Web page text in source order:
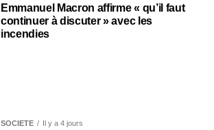
Emmanuel Macron affirme « qu’il faut
continuer à discuter » avec les
incendies
SOCIÉTÉ Il y a 4 jours